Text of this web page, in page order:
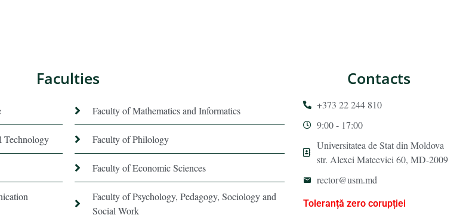
Faculties
Technology
Faculty of Mathematics and Informatics
Faculty of Philology
Faculty of Economic Sciences
Faculty of Psychology, Pedagogy, Sociology and
Social Work
Contacts
+373 22 244 810
9:00 - 17:00
Universitatea de Stat din Moldova
str. Alexei Mateevici 60, MD-2009
rector@usm.md
Toleranță zero corupției